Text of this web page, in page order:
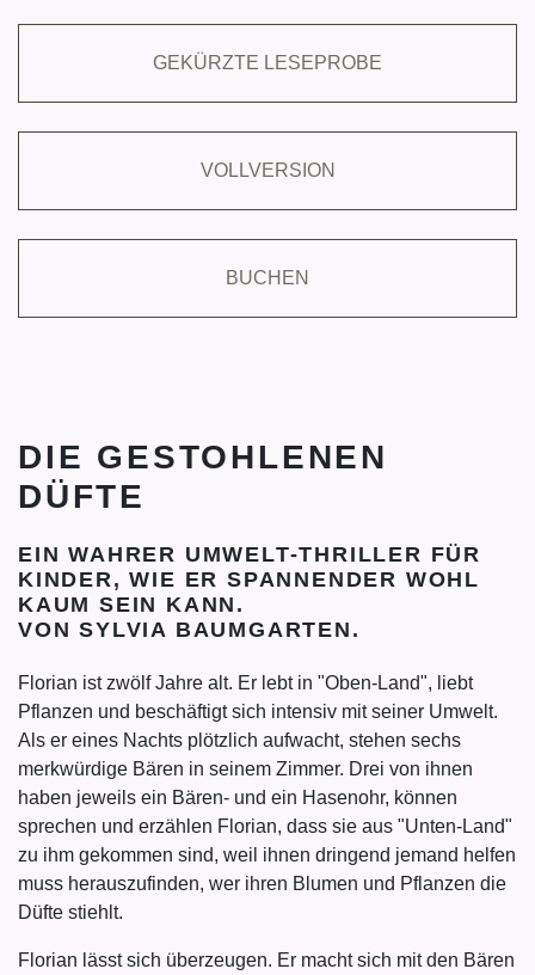
GEKÜRZTE LESEPROBE
VOLLVERSION
BUCHEN
DIE GESTOHLENEN
DÜFTE
EIN WAHRER UMWELT-THRILLER FÜR
KINDER, WIE ER SPANNENDER WOHL
KAUM SEIN KANN.
VON SYLVIA BAUMGARTEN.
Florian ist zwölf Jahre alt. Er lebt in "Oben-Land", liebt
Pflanzen und beschäftigt sich intensiv mit seiner Umwelt.
Als er eines Nachts plötzlich aufwacht, stehen sechs
merkwürdige Bären in seinem Zimmer. Drei von ihnen
haben jeweils ein Bären- und ein Hasenohr, können
sprechen und erzählen Florian, dass sie aus "Unten-Land"
zu ihm gekommen sind, weil ihnen dringend jemand helfen
muss herauszufinden, wer ihren Blumen und Pflanzen die
Düfte stiehlt.
Florian lässt sich überzeugen. Er macht sich mit den Bären